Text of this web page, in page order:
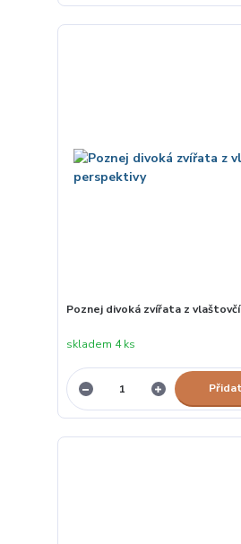
Poznej divoká zvířata z
skladem 4 ks